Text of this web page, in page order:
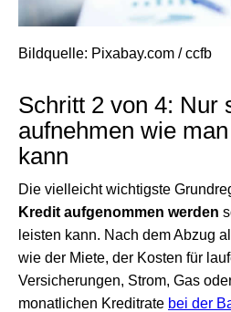
Bildquelle: Pixabay.com / ccfb
Schritt 2 von 4: Nur
aufnehmen wie
kann
Die vielleicht wichtigste
Kredit aufgenommen werden
leisten kann. Nach dem Abzug
wie der Miete, der Kosten für
Versicherungen, Strom, Gas
monatlichen Kreditrate bei der